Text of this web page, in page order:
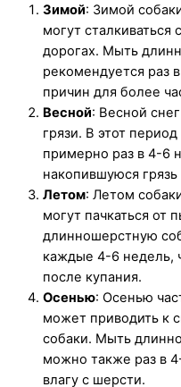
Зимой: Зимой
могут сталкиваться
дорогах. Мыть
рекомендуется раз
причин для более
Весной: Весной
грязи. В этот
примерно раз в 4-6
накопившуюся
Летом: Летом
могут пачкаться
длинношерстную
каждые 4-6 недель,
после купания.
Осенью: Осенью
может приводить к
собаки. Мыть
можно также раз в
влагу с шерсти.